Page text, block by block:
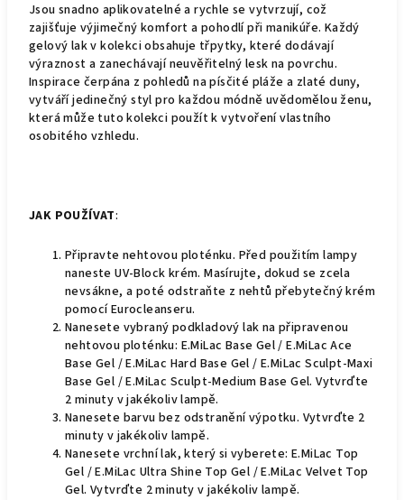
Jsou snadno aplikovatelné a rychle se vytvrzují, což
zajišťuje výjimečný komfort a pohodlí při manikúře. Každý
gelový lak v kolekci obsahuje třpytky, které dodávají
výraznost a zanechávají neuvěřitelný lesk na povrchu.
Inspirace čerpána z pohledů na písčité pláže a zlaté duny,
vytváří jedinečný styl pro každou módně uvědomělou ženu,
která může tuto kolekci použít k vytvoření vlastního
osobitého vzhledu.
JAK POUŽÍVAT:
Připravte nehtovou ploténku. Před použitím lampy
naneste UV-Block krém. Masírujte, dokud se zcela
nevsákne, a poté odstraňte z nehtů přebytečný krém
pomocí Eurocleanseru.
Nanesete vybraný podkladový lak na připravenou
nehtovou ploténku: E.MiLac Base Gel / E.MiLac Ace
Base Gel / E.MiLac Hard Base Gel / E.MiLac Sculpt-Maxi
Base Gel / E.MiLac Sculpt-Medium Base Gel. Vytvrďte
2 minuty v jakékoliv lampě.
Nanesete barvu bez odstranění výpotku. Vytvrďte 2
minuty v jakékoliv lampě.
Nanesete vrchní lak, který si vyberete: E.MiLac Top
Gel / E.MiLac Ultra Shine Top Gel / E.MiLac Velvet Top
Gel. Vytvrďte 2 minuty v jakékoliv lampě.